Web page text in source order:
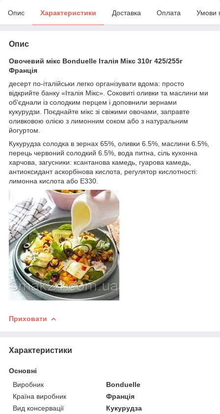
Опис Характеристики Доставка Оплата Умови
Опис
Овочевий мікс Bonduelle Італія Мікс 310г 425/255г
Франція
десерт по-італійськи легко організувати вдома: просто
відкрийте банку «Італія Мікс». Соковиті оливки та маслини ми
об'єднали із солодким перцем і доповнили зернами
кукурудзи. Поєднайте мікс зі свіжими овочами, заправте
оливковою олією з лимонним соком або з натуральним
йогуртом.
Кукурудза солодка в зернах 65%, оливки 6.5%, маслини 6.5%,
перець червоний солодкий 6.5%, вода питна, сіль кухонна
харчова, загусники: ксантанова камедь, гуарова камедь,
антиоксидант аскорбінова кислота, регулятор кислотності:
лимонна кислота або Е330.
Приховати
Характеристики
Основні
Виробник
Bonduelle
Країна виробник
Франція
Вид консервації
Кукурудза